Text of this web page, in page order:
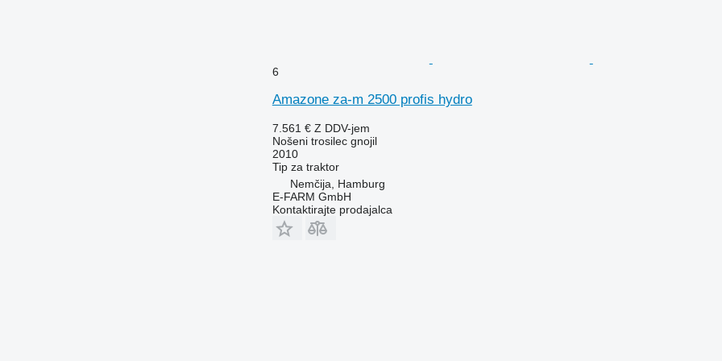
6
Amazone za-m 2500 profis hydro
7.561 € Z DDV-jem
Nošeni trosilec gnojil
2010
Tip za traktor
Nemčija, Hamburg
E-FARM GmbH
Kontaktirajte prodajalca